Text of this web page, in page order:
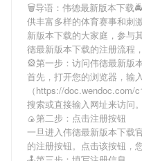
🗑导语： 伟德最新版本下载
供丰富多样的体育赛事和刺
新版本下载的大家庭，参与
德最新版本下载的注册流程
🎡第一步：访问伟德最新版
首先，打开您的浏览器，输入
（https://doc.wendoc.com/
搜索或直接输入网址来访问。
🍙第二步：点击注册按钮
一旦进入伟德最新版本下载
的注册按钮。点击该按钮，